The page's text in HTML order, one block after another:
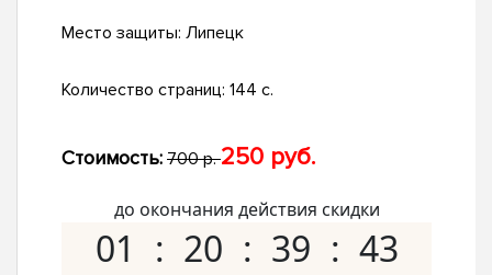
Место защиты: Липецк
Количество страниц: 144 с.
Стоимость: 700 р.250 руб.
до окончания действия скидки
01 20 39 42